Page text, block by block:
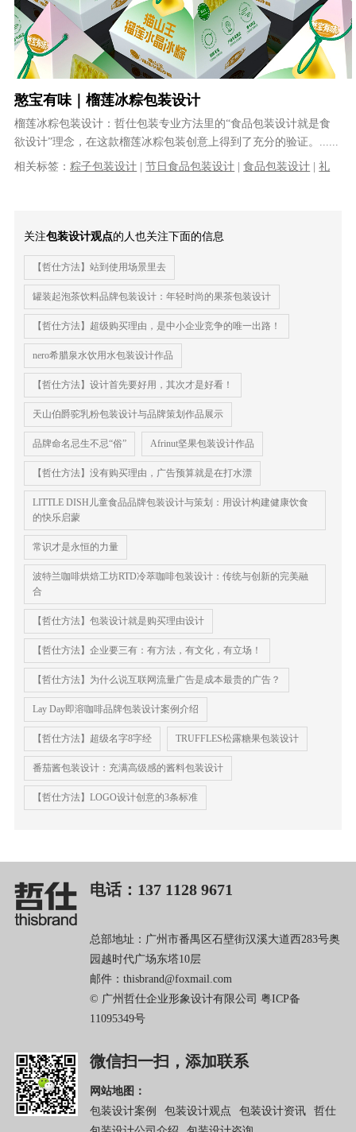
憨宝有味｜榴莲冰粽包装设计
榴莲冰粽包装设计：哲仕包装专业方法里的“食品包装设计就是食
欲设计”理念，在这款榴莲冰粽包装创意上得到了充分的验证。......
相关标签：粽子包装设计 |节日食品包装设计 |食品包装设计 |礼
关注包装设计观点的人也关注下面的信息
【哲仕方法】站到使用场景里去
罐装起泡茶饮料品牌包装设计：年轻时尚的果茶包装设计
【哲仕方法】超级购买理由，是中小企业竞争的唯一出路！
nero希腊泉水饮用水包装设计作品
【哲仕方法】设计首先要好用，其次才是好看！
天山伯爵驼乳粉包装设计与品牌策划作品展示
品牌命名忌生不忌“俗” Afrinut坚果包装设计作品
【哲仕方法】没有购买理由，广告预算就是在打水漂
LITTLE DISH儿童食品品牌包装设计与策划：用设计构建健康饮食
的快乐启蒙
常识才是永恒的力量
波特兰咖啡烘焙工坊RTD冷萃咖啡包装设计：传统与创新的完美融
合
【哲仕方法】包装设计就是购买理由设计
【哲仕方法】企业要三有：有方法，有文化，有立场！
【哲仕方法】为什么说互联网流量广告是成本最贵的广告？
Lay Day即溶咖啡品牌包装设计案例介绍
【哲仕方法】超级名字8字经 TRUFFLES松露糖果包装设计
番茄酱包装设计：充满高级感的酱料包装设计
【哲仕方法】LOGO设计创意的3条标准
电话：137 1128 9671
总部地址：广州市番禺区石壁街汉溪大道西283号奥
园越时代广场东塔10层
邮件：thisbrand@foxmail.com
© 广州哲仕企业形象设计有限公司 粤ICP备
11095349号
微信扫一扫，添加联系
网站地图：
包装设计案例
包装设计观点 包装设计资讯
哲仕